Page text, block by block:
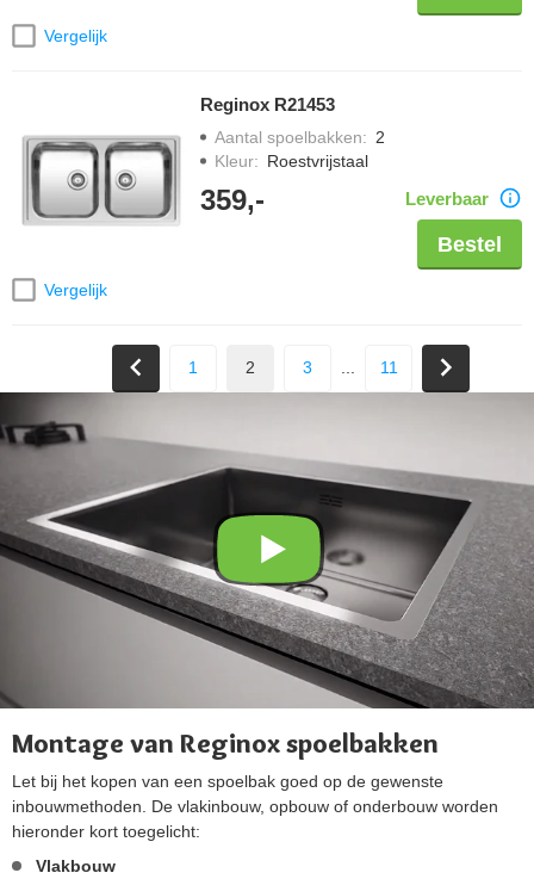
Vergelijk
Vergelijk
Reginox R21453
Aantal spoelbakken: 2
Kleur: Roestvrijstaal
359,- Leverbaar
Bestel
1 2 3 ... 11
Montage van Reginox spoelbakken
Let bij het kopen van een spoelbak goed op de gewenste
inbouwmethoden. De vlakinbouw, opbouw of onderbouw worden
hieronder kort toegelicht:
Vlakbouw